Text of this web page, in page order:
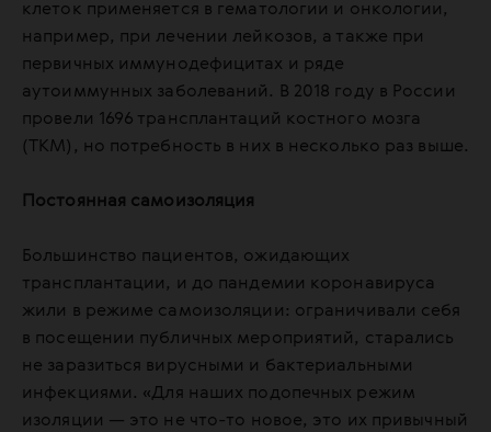
клеток применяется в гематологии и онкологии,
например, при лечении лейкозов, а также при
первичных иммунодефицитах и ряде
аутоиммунных заболеваний. В 2018 году в России
провели 1696 трансплантаций костного мозга
(ТКМ), но потребность в них в несколько раз выше.
Постоянная самоизоляция
Большинство пациентов, ожидающих
трансплантации, и до пандемии коронавируса
жили в режиме самоизоляции: ограничивали себя
в посещении публичных мероприятий, старались
не заразиться вирусными и бактериальными
инфекциями. «Для наших подопечных режим
изоляции — это не что-то новое, это их привычный